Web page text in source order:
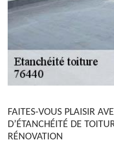
FAITES-VOUS PLAISIR
D’ÉTANCHÉITÉ DE
RÉNOVATION